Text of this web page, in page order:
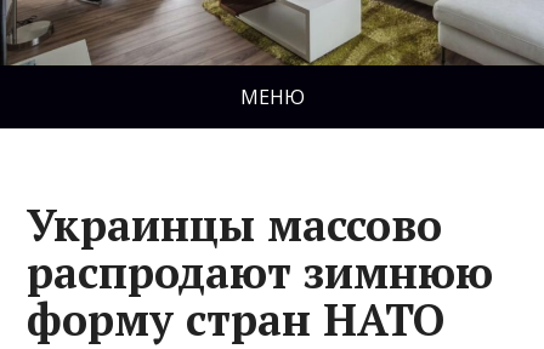
МЕНЮ
Украинцы массово
распродают зимнюю
форму стран НАТО